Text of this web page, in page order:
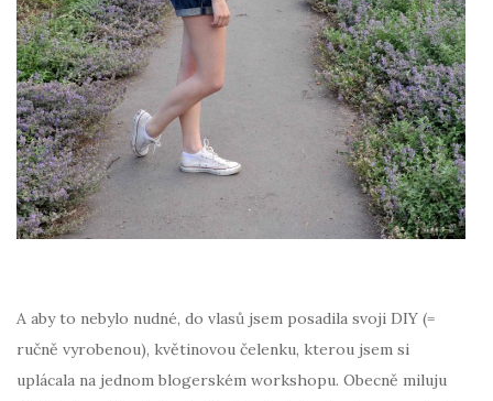
A aby to nebylo nudné, do vlasů jsem posadila svoji DIY (=
ručně vyrobenou), květinovou čelenku, kterou jsem si
uplácala na jednom blogerském workshopu. Obecně miluju